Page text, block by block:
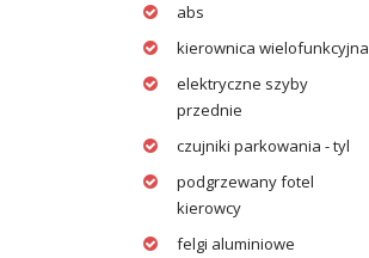
abs
kierownica wielofunkcyjna
elektryczne szyby
przednie
czujniki parkowania - tyl
podgrzewany fotel
kierowcy
felgi aluminiowe